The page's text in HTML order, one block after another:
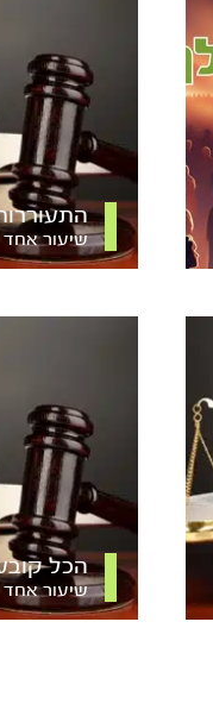
שיעור אחד
הכל
שיעור אחד